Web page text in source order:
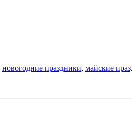
новогодние праздники, майские